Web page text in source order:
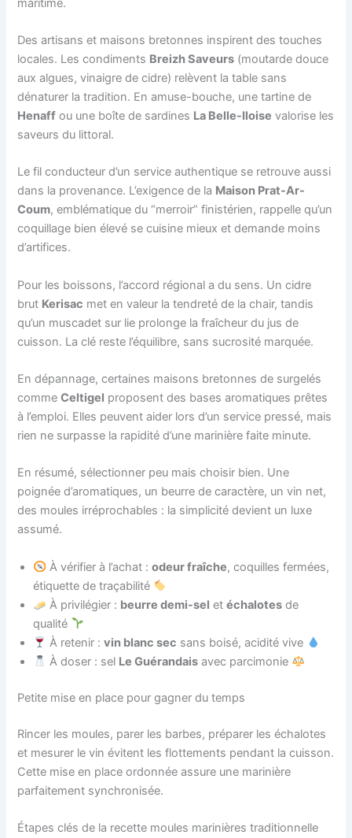
maritime.
Des artisans et maisons bretonnes inspirent des touches
locales. Les condiments Breizh Saveurs (moutarde douce
aux algues, vinaigre de cidre) relèvent la table sans
dénaturer la tradition. En amuse-bouche, une tartine de
Henaff ou une boîte de sardines La Belle-Iloise valorise les
saveurs du littoral.
Le fil conducteur d’un service authentique se retrouve aussi
dans la provenance. L’exigence de la Maison Prat-Ar-
Coum, emblématique du “merroir” finistérien, rappelle qu’un
coquillage bien élevé se cuisine mieux et demande moins
d’artifices.
Pour les boissons, l’accord régional a du sens. Un cidre
brut Kerisac met en valeur la tendreté de la chair, tandis
qu’un muscadet sur lie prolonge la fraîcheur du jus de
cuisson. La clé reste l’équilibre, sans sucrosité marquée.
En dépannage, certaines maisons bretonnes de surgelés
commeCeltigel proposent des bases aromatiques prêtes
à l’emploi. Elles peuvent aider lors d’un service pressé, mais
rien ne surpasse la rapidité d’une marinière faite minute.
En résumé, sélectionner peu mais choisir bien. Une
poignée d’aromatiques, un beurre de caractère, un vin net,
des moules irréprochables : la simplicité devient un luxe
assumé.
À vérifier à l’achat :odeur fraîche, coquilles fermées,
étiquette de traçabilité
À privilégier : beurre demi-sel etéchalotes de
qualité
À retenir :vin blanc sec sans boisé, acidité vive
À doser : sel Le Guérandais avec parcimonie
Petite mise en place pour gagner du temps
Rincer les moules, parer les barbes, préparer les échalotes
et mesurer le vin évitent les flottements pendant la cuisson.
Cette mise en place ordonnée assure une marinière
parfaitement synchronisée.
Étapes clés de la recette moules marinières traditionnelle